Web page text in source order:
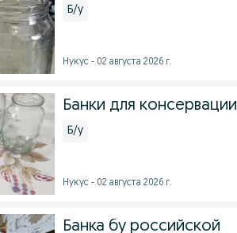
Б/у
Нукус - 02 августа 2026 г.
Банки для консервации
Б/у
Нукус - 02 августа 2026 г.
Банка бу российской